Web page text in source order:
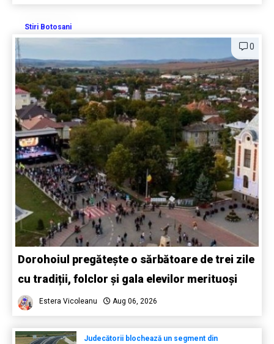
Stiri Botosani
0
Dorohoiul pregătește o sărbătoare de trei zile
cu tradiții, folclor și gala elevilor merituoși
Estera Vicoleanu Aug 06, 2026
Judecătorii blochează un segment din